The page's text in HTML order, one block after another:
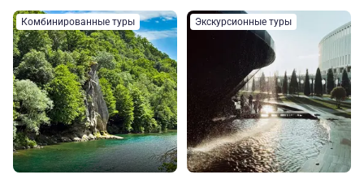
Комбинированные туры Экскурсионные туры